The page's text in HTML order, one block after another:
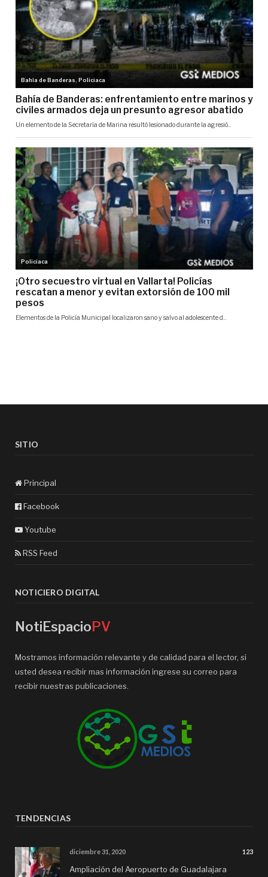
SITIO
Principal
Facebook
Youtube
RSS Feed
NOTICIERO DIGITAL
NotiEspacioPV
Mostramos información relevante y de calidad para el lector, si
usted desea recibir mas información ingrese su correo para
recibir nuestras publicaciones.
TENDENCIAS
diciembre 31, 2020 123
Ampliación del Aeropuerto de Guadalajara